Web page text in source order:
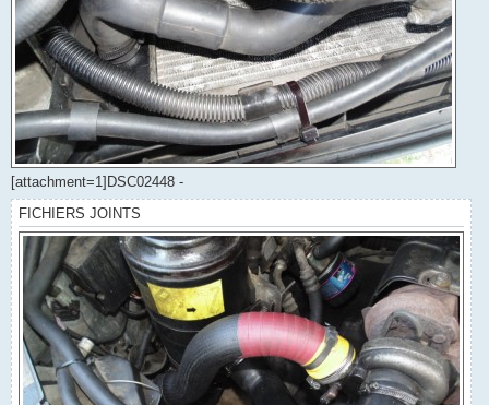
[attachment=1]DSC02448 -
FICHIERS JOINTS